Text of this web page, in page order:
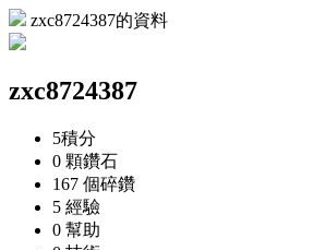
zxc8724387的資料
zxc8724387
5積分
0 顆鑽石
167 個碎鑽
5 經驗
0 幫助